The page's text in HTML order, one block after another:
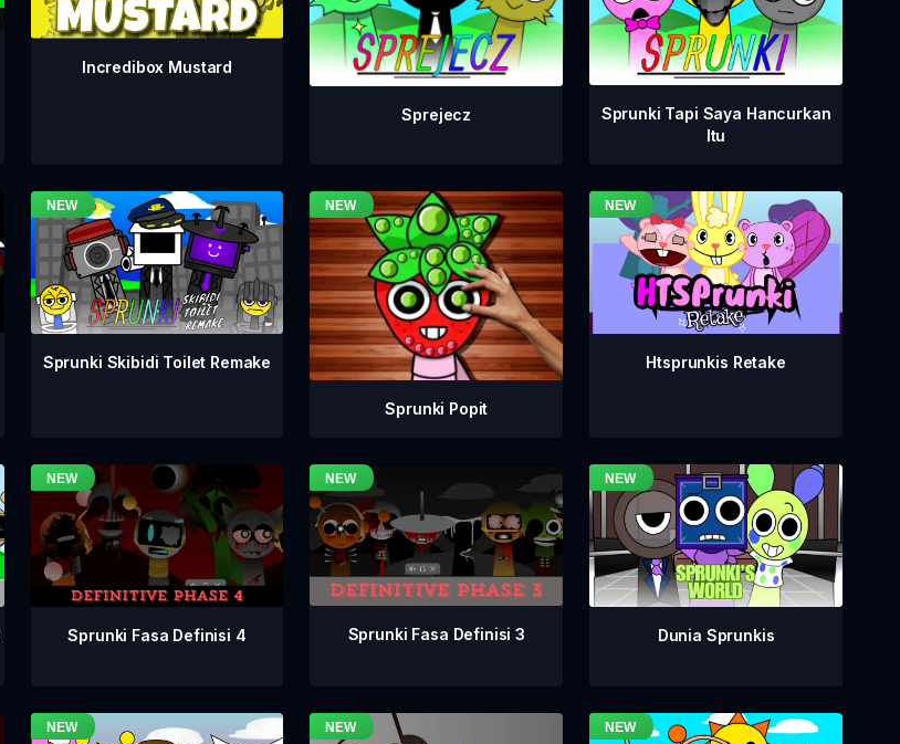
Incredibox Mustard
Sprejecz
Sprunki Tapi Saya Hancurkan
Itu
Sprunki Skibidi Toilet Remake
Sprunki Popit
Htsprunkis Retake
Sprunki Fasa Definisi 4 Sprunki Fasa Definisi 3 Dunia Sprunkis